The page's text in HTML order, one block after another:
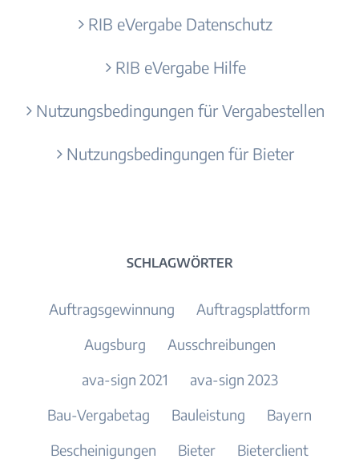
RIB eVergabe Datenschutz
RIB eVergabe Hilfe
Nutzungsbedingungen für Vergabestellen
Nutzungsbedingungen für Bieter
SCHLAGWÖRTER
Auftragsgewinnung
Auftragsplattform
Augsburg
Ausschreibungen
ava-sign 2021
ava-sign 2023
Bau-Vergabetag
Bauleistung
Bayern
Bescheinigungen
Bieter
Bieterclient